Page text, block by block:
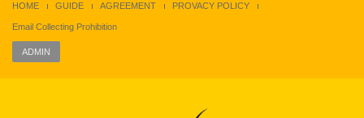
고번호, 개인정보관리책임자등을 이용자가 쉽게 알 수 있도록 00
사이버몰의 초기 서비스화면(전면)에 게시합니다. 다만, 약관의
HOME GUIDE AGREEMENT PROVACY POLICY
Email Collecting Prohibition
ADMIN